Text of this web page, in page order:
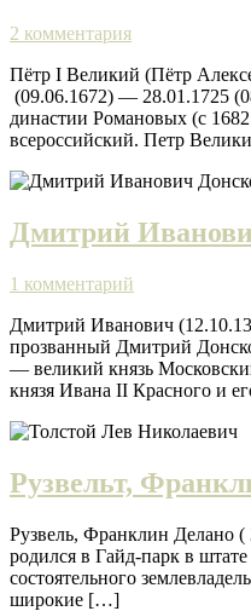
2 комментария
Пётр I Великий (Пётр
(09.06.1672) — 28.01.1725
династии Романовых (с
всероссийский. Петр
Дмитрий
1 комментарий
Дмитрий Иванович
прозванный Дмитрий
— великий князь
князя Ивана II Красного и
Рузвельт,
Рузвель, Франклин Делано
родился в Гайд-парк в
состоятельного
широкие […]